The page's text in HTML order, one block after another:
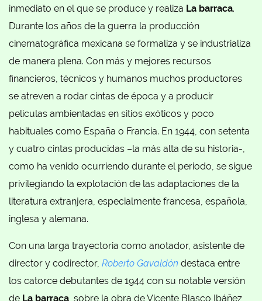
inmediato en el que se produce y realiza La barraca.
Durante los años de la guerra la producción
cinematográfica mexicana se formaliza y se industrializa
de manera plena. Con más y mejores recursos
financieros, técnicos y humanos muchos productores
se atreven a rodar cintas de época y a producir
películas ambientadas en sitios exóticos y poco
habituales como España o Francia. En 1944, con setenta
y cuatro cintas producidas –la más alta de su historia-,
como ha venido ocurriendo durante el periodo, se sigue
privilegiando la explotación de las adaptaciones de la
literatura extranjera, especialmente francesa, española,
inglesa y alemana.
Con una larga trayectoria como anotador, asistente de
director y codirector, Roberto Gavaldón destaca entre
los catorce debutantes de 1944 con su notable versión
de La barraca , sobre la obra de Vicente Blasco Ibáñez,